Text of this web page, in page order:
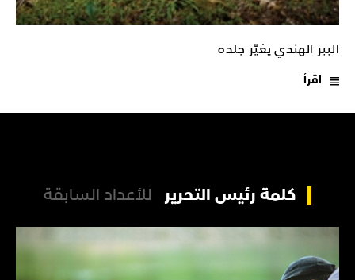
الببر الهندي يغيّر جلده
اقرأ
كلمة رئيس التحرير للأعداد السابقة